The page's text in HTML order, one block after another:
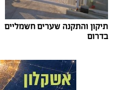
תיקון והתקנה שערים חשמליים
בדרום